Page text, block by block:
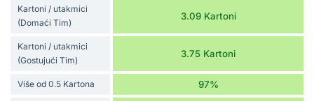
Kartoni / utakmici
(Domaći Tim)
3.09 Kartoni
Kartoni / utakmici
(Gostujući Tim)
3.75 Kartoni
Više od 0.5 Kartona 97%